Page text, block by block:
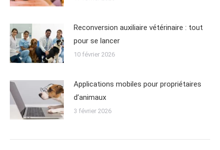
Reconversion auxiliaire vétérinaire : tout
pour se lancer
10 février 2026
Applications mobiles pour propriétaires
d’animaux
3 février 2026